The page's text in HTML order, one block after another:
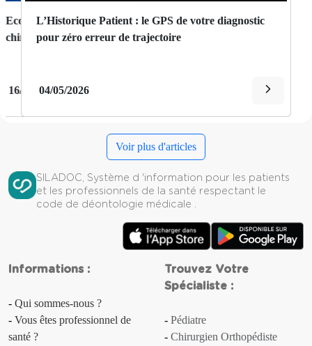
Aménorrhée
Amyotrophie
Anasarque
Anévrisme
Angor
Anorexie
Anosmie
Zero Papier en 2026: le guide ultime pour
dématérialiser vos dossiers patients
14/05/2026
L’Historique Patient : le GPS de votre diagnostic
pour zéro erreur de trajectoire
04/05/2026
Voir plus d'articles
SILADOC, Système d 'information pour les patients
et les professionnels de la santé respectant le
code de déontologie médicale .
Informations :
Qui sommes-nous ?
Vous êtes professionnel de
santé ?
Trouvez Votre
Spécialiste :
Pédiatre
Chirurgien Orthopédiste